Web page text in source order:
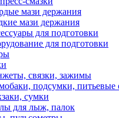
мази держания
мази держания
для подготовки
для подготовки
связки, зажимы
подсумки, питьевые
сумки
для лыж, палок